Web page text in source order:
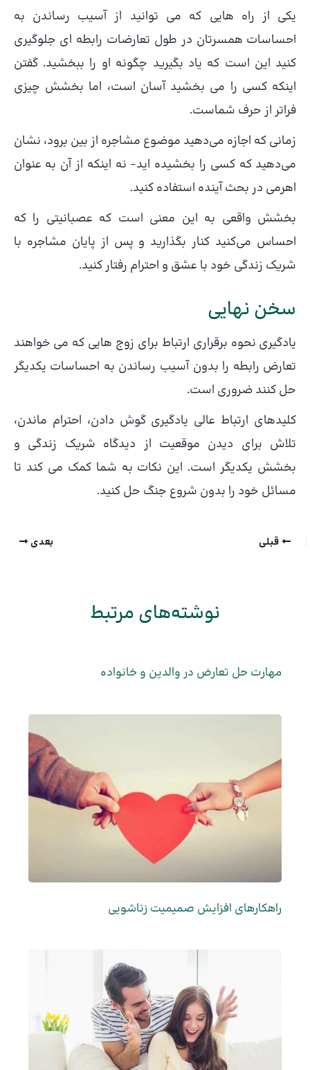
یکی از راه هایی که می توانید از آسیب رساندن به
احساسات همسرتان در طول تعارضات رابطه ای جلوگیری
کنید این است که یاد بگیرید چگونه او را ببخشید. گفتن
اینکه کسی را می بخشید آسان است، اما بخشش چیزی
فراتر از حرف شماست.
زمانی که اجازه می‌دهید موضوع مشاجره از بین برود، نشان
می‌دهید که کسی را بخشیده اید- نه اینکه از آن به عنوان
اهرمی در بحث آینده استفاده کنید.
بخشش واقعی به این معنی است که عصبانیتی را که
احساس می‌کنید کنار بگذارید و پس از پایان مشاجره با
شریک زندگی خود با عشق و احترام رفتار کنید.
سخن نهایی
یادگیری نحوه برقراری ارتباط برای زوج هایی که می خواهند
تعارض رابطه را بدون آسیب رساندن به احساسات یکدیگر
حل کنند ضروری است.
کلیدهای ارتباط عالی یادگیری گوش دادن، احترام ماندن،
تلاش برای دیدن موقعیت از دیدگاه شریک زندگی و
بخشش یکدیگر است. این نکات به شما کمک می کند تا
مسائل خود را بدون شروع جنگ حل کنید.
قبلی بعدی
نوشته‌های مرتبط
مهارت حل تعارض در والدین و خانواده
راهکارهای افزایش صمیمیت زناشویی